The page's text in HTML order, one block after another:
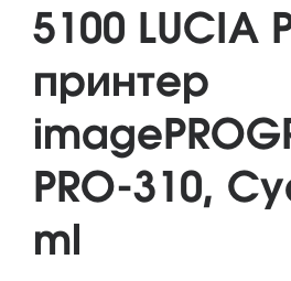
5100 LUCIA
принтер
PRO-310,
ml